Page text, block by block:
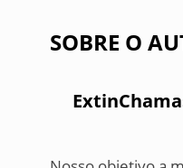
SOBRE O